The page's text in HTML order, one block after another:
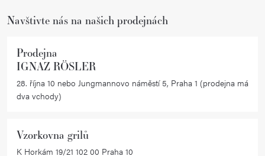
Navštivte nás na našich prodejnách
Prodejna
IGNAZ RÖSLER
28. října 10 nebo Jungmannovo náměstí 5, Praha 1 (prodejna má
dva vchody)
Vzorkovna grilů
K Horkám 19/21 102 00 Praha 10